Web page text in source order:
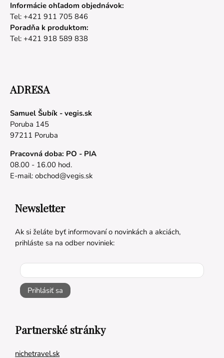
Informácie ohľadom objednávok:
Tel: +421 911 705 846
Poradňa k produktom:
Tel: +421 918 589 838
ADRESA
Samuel Šubík - vegis.sk
Poruba 145
97211 Poruba
Pracovná doba: PO - PIA
08.00 - 16.00 hod.
E-mail: obchod@vegis.sk
Newsletter
Ak si želáte byť informovaní o novinkách a akciách,
prihláste sa na odber noviniek:
Prihlásiť sa
Partnerské stránky
nichetravel.sk